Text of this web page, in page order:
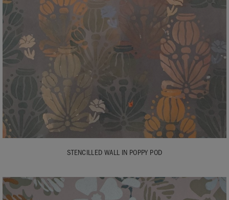
STENCILLED WALL IN POPPY POD